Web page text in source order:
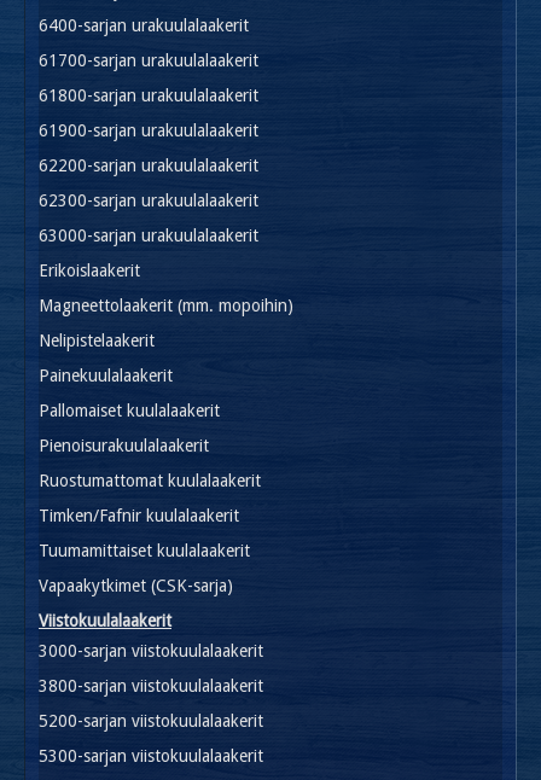
6400-sarjan urakuulalaakerit
61700-sarjan urakuulalaakerit
61800-sarjan urakuulalaakerit
61900-sarjan urakuulalaakerit
62200-sarjan urakuulalaakerit
62300-sarjan urakuulalaakerit
63000-sarjan urakuulalaakerit
Erikoislaakerit
Magneettolaakerit (mm. mopoihin)
Nelipistelaakerit
Painekuulalaakerit
Pallomaiset kuulalaakerit
Pienoisurakuulalaakerit
Ruostumattomat kuulalaakerit
Timken/Fafnir kuulalaakerit
Tuumamittaiset kuulalaakerit
Vapaakytkimet (CSK-sarja)
Viistokuulalaakerit
3000-sarjan viistokuulalaakerit
3800-sarjan viistokuulalaakerit
5200-sarjan viistokuulalaakerit
5300-sarjan viistokuulalaakerit